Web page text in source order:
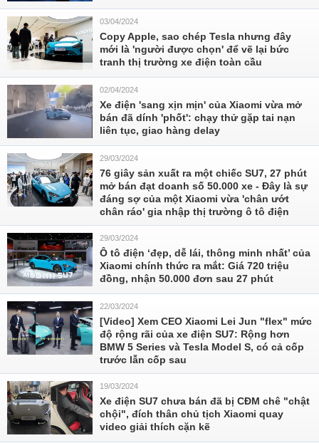
03/04/2024
Copy Apple, sao chép Tesla nhưng đây
mới là 'người được chọn' để vẽ lại bức
tranh thị trường xe điện toàn cầu
02/04/2024
Xe điện 'sang xịn mịn' của Xiaomi vừa mở
bán đã dính 'phốt': chạy thử gặp tai nạn
liên tục, giao hàng delay
29/03/2024
76 giây sản xuất ra một chiếc SU7, 27 phút
mở bán đạt doanh số 50.000 xe - Đây là sự
đáng sợ của một Xiaomi vừa 'chân ướt
chân ráo' gia nhập thị trường ô tô điện
29/03/2024
Ô tô điện ‘đẹp, dễ lái, thông minh nhất’ của
Xiaomi chính thức ra mắt: Giá 720 triệu
đồng, nhận 50.000 đơn sau 27 phút
22/03/2024
[Video] Xem CEO Xiaomi Lei Jun "flex" mức
độ rộng rãi của xe điện SU7: Rộng hơn
BMW 5 Series và Tesla Model S, có cả cốp
trước lẫn cốp sau
19/03/2024
Xe điện SU7 chưa bán đã bị CĐM chê "chật
chội", đích thân chủ tịch Xiaomi quay
video giải thích cặn kẽ